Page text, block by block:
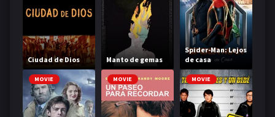
Ciudad de Dios Manto de gemas
Spider-Man: Lejos
de casa
MOVIE MOVIE MOVIE